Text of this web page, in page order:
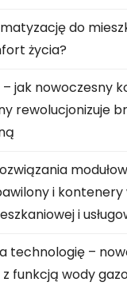
do
życia?
jak nowoczesny
rewolucjonizuje
i kontenery
i
technologię –
funkcją wody